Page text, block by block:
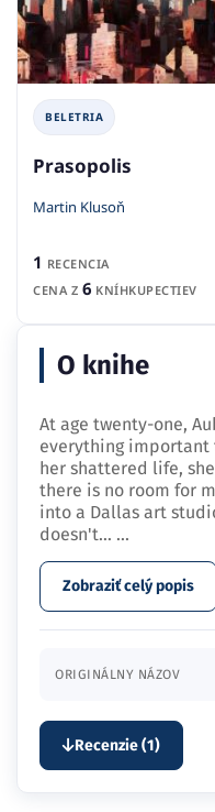
BELETRIA
Prasopolis
Martin Klusoň
1 RECENCIA
CENA Z 6 KNÍHKUPECTIEV
O knihe
At age twenty-one,
everything important
her shattered life,
there is no room for
into a Dallas art
doesn't… ...
Zobraziť celý popis
ORIGINÁLNY NÁZOV
Recenzie (1)